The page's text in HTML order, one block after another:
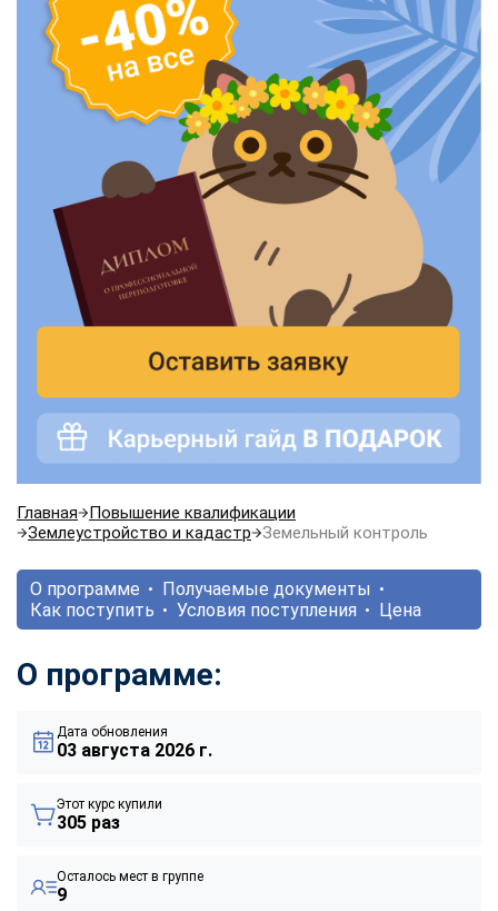
Главная
Повышение квалификации
Землеустройство и кадастр
Земельный контроль
О программе
Получаемые документы
Как поступить
Условия поступления Цена
О программе:
Дата обновления
03 августа 2026 г.
Этот курс купили
305 раз
Осталось мест в группе
9